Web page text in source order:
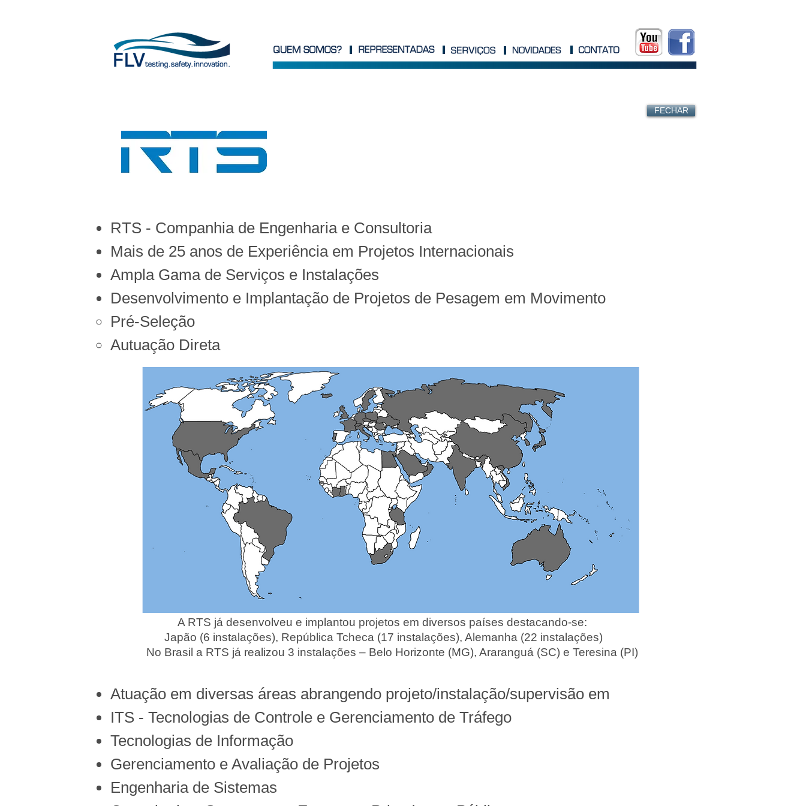
FECHAR
RTS - Companhia de Engenharia e Consultoria
Mais de 25 anos de Experiência em Projetos Internacionais
Ampla Gama de Serviços e Instalações
Desenvolvimento e Implantação de Projetos de Pesagem em Movimento
Pré-Seleção
Autuação Direta
A RTS já desenvolveu e implantou projetos em diversos países destacando-se:
Japão (6 instalações), República Tcheca (17 instalações), Alemanha (22 instalações)
No Brasil a RTS já realizou 3 instalações – Belo Horizonte (MG), Araranguá (SC) e Teresina (PI)
Atuação em diversas áreas abrangendo projeto/instalação/supervisão em​
ITS - Tecnologias de Controle e Gerenciamento de Tráfego
Tecnologias de Informação
Gerenciamento e Avaliação de Projetos
Engenharia de Sistemas